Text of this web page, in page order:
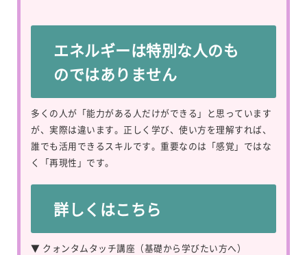
エネルギーは特別な人のも
のではありません
多くの人が「能力がある人だけができる」と思っています
が、実際は違います。正しく学び、使い方を理解すれば、
誰でも活用できるスキルです。重要なのは「感覚」ではな
く「再現性」です。
詳しくはこちら
▼ クォンタムタッチ講座（基礎から学びたい方へ）